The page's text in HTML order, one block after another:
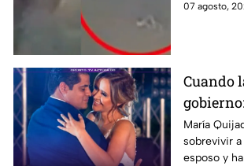
07 agosto,
Cuando
Cabildo
armado
María
sobrevivir
esposo y